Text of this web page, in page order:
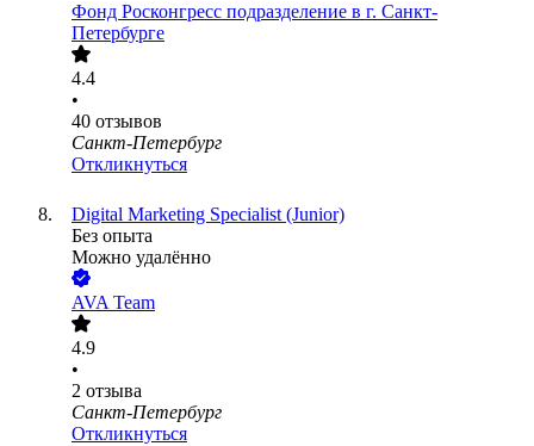
Фонд Росконгресс подразделение в г. Санкт-
Петербурге
4.4
•
40 отзывов
Санкт-Петербург
Откликнуться
Digital Marketing Specialist (Junior)
Без опыта
Можно удалённо
AVA Team
4.9
•
2 отзыва
Санкт-Петербург
Откликнуться